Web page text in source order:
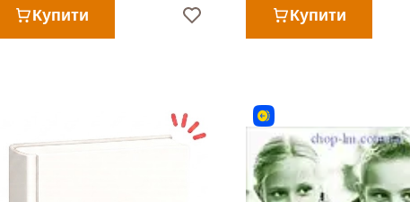
Купити Купити